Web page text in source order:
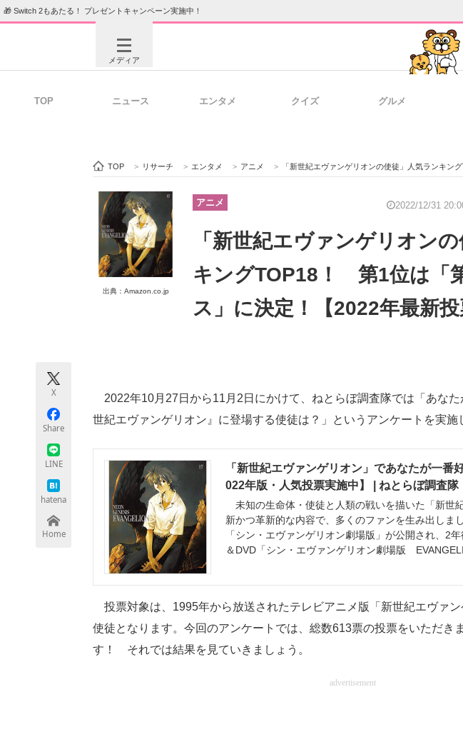
🎁 Switch 2もあたる！ プレゼントキャンペーン実施中！
メディア
ビジネスと働き方のヒント
ITエンジニア向け専門サイト IT製品
ちょっと気になるネットの話題
TOP ニュース エンタメ クイズ グルメ
TOP > リサーチ > エンタメ > アニメ > 「新世紀エヴァンゲリオンの使徒」人気ランキングTOP18！ 第1位
出典：Amazon.co.jp
アニメ 2022/12/31
「新世紀エヴァンゲリオン
キングTOP18！ 第1位は「
ス」に決定！【2022年最新投
X
Share
LINE
hatena
Home
2022年10月27日から11月2日にかけて、ねとらぼ調査隊では「あな
世紀エヴァンゲリオン』に登場する使徒は？」というアンケートを実施
「新世紀エヴァンゲリオン」であなたが一番
022年版・人気投票実施中】 | ねとらぼ調査隊
未知の生命体・使徒と人類の戦いを描いた「新世
新かつ革新的な内容で、多くのファンを生み出しま
「シン・エヴァンゲリオン劇場版」が公開され、2
＆DVD「シン・エヴァンゲリオン劇場版
投票対象は、1995年から放送されたテレビアニメ版「新世紀エヴァ
使徒となります。今回のアンケートでは、総数613票の投票をいただき
す！ それでは結果を見ていきましょう。
advertisement